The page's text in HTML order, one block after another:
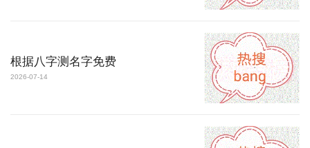
根据八字测名字免费
2026-07-14